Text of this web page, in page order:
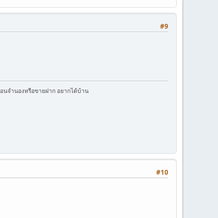
#9
นจำนองหรือขายฝาก อยากได้บ้าน
#10